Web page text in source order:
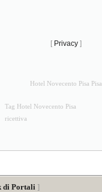
[ Privacy ]
Hotel Novecento Pisa Pisa
Tag Hotel Novecento Pisa
ricettiva
di Portali ]